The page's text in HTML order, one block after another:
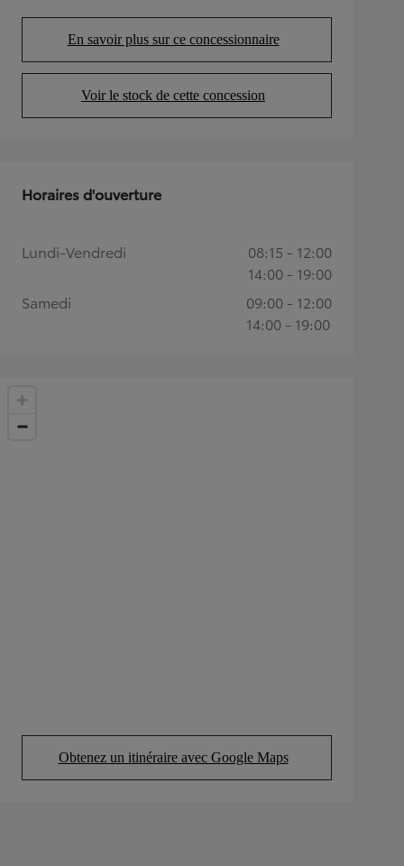
En savoir plus sur ce concessionnaire
(Opens in new tab)
Voir le stock de cette concession
(Opens in new tab)
Obtenez un itinéraire avec Google Maps
(Opens in new tab)
Horaires d'ouverture
Lundi-Vendredi
08:15 - 12:00
14:00 - 19:00
Samedi
09:00 - 12:00
14:00 - 19:00